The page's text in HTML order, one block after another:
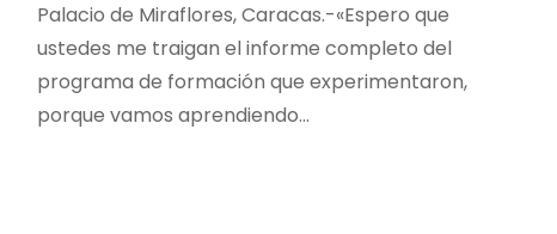
Palacio de Miraflores, Caracas.-«Espero que
ustedes me traigan el informe completo del
programa de formación que experimentaron,
porque vamos aprendiendo…